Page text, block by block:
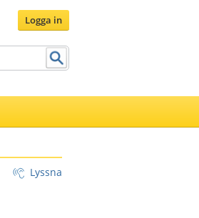
Logga in
Lyssna